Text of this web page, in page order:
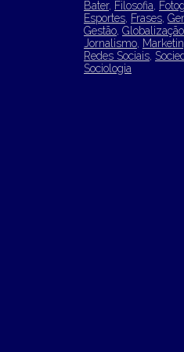
Bater, Filosofia
Esportes Frases
Gestão Globalização
Jornalismo
Redes Sociais
Sociologia